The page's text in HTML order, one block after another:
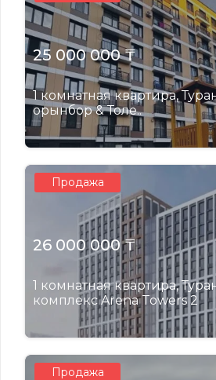
25 000 000 ₸
1 комнатная квартира,
орынбор & Толе..
Продажа
26 000 000 ₸
1 комнатная квартира,
комплекс Arena Towers 2
Продажа